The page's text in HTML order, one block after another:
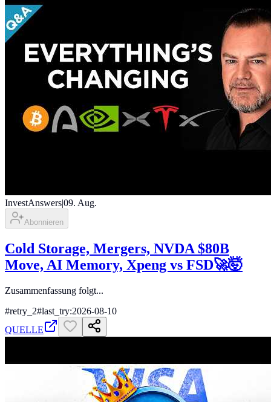
InvestAnswers|09. Aug.
Abonnieren
Cold Storage, Mergers, NVDA $80B
Move, AI Memory, Xpeng vs FSD🚀🤯
Zusammenfassung folgt...
#retry_2#last_try:2026-08-10
QUELLE